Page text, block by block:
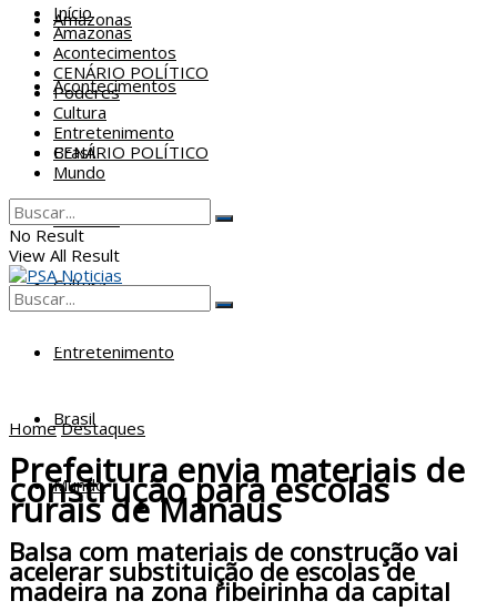
Amazonas
Acontecimentos
CENÁRIO POLÍTICO
Poderes
Cultura
Entretenimento
Brasil
Mundo
Início
Amazonas
Acontecimentos
CENÁRIO POLÍTICO
Poderes
Cultura
Entretenimento
Brasil
Mundo
No Result
View All Result
View All Result
Home Destaques
Prefeitura envia materiais de
construção para escolas
rurais de Manaus
Balsa com materiais de construção vai
acelerar substituição de escolas de
madeira na zona ribeirinha da capital